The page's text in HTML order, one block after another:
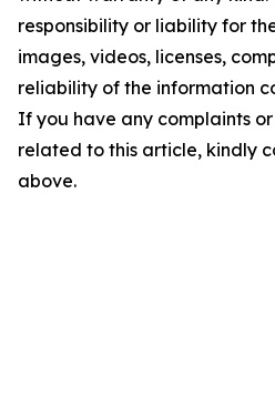
responsibility or liability for
images, videos, licenses,
reliability of the information
If you have any complaints
related to this article, kindly
above.